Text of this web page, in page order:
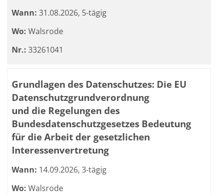
Wann: 31.08.2026, 5-tägig
Wo: Walsrode
Nr.: 33261041
Grundlagen des Datenschutzes: Die EU
Datenschutzgrundverordnung
und die Regelungen des
Bundesdatenschutzgesetzes Bedeutung
für die Arbeit der gesetzlichen
Interessenvertretung
Wann: 14.09.2026, 3-tägig
Wo: Walsrode